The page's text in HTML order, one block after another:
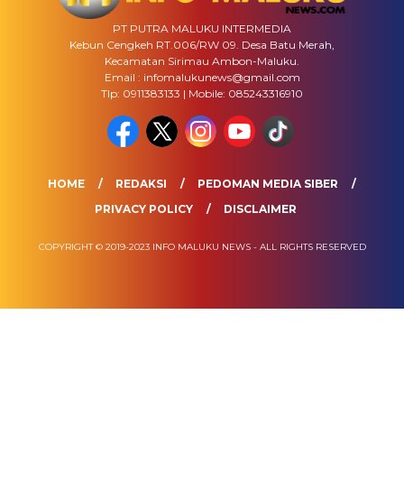
PT PUTRA MALUKU INTERMEDIA
Kebun Cengkeh RT.006/RW 09. Desa Batu Merah,
Kecamatan Sirimau Ambon-Maluku.
Email : infomalukunews@gmail.com
Tlp: 0911383133 | Mobile: 085243316910
HOME REDAKSI
PEDOMAN MEDIA SIBER
PRIVACY POLICY
DISCLAIMER
COPYRIGHT © 2019-2023 INFO MALUKU NEWS - ALL RIGHTS RESERVED